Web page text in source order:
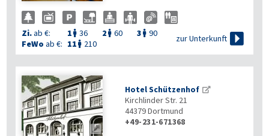
Zi.ab €: 1  36 2  60 3  90
FeWo ab €: 11  210
zur Unterkunft 

Hotel Schützenhof
Kirchlinder Str. 21
44379Dortmund
+49-231-671368